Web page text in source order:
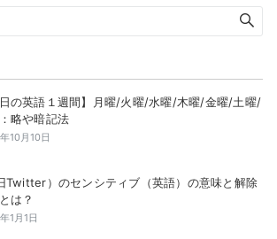
日の英語１週間】月曜/火曜/水曜/木曜/金曜/土曜/
略や暗記法
10月10日
Twitter）のセンシティブ（英語）の意味と解除
は？
1月1日